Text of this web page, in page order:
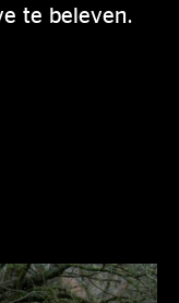
te beleven.